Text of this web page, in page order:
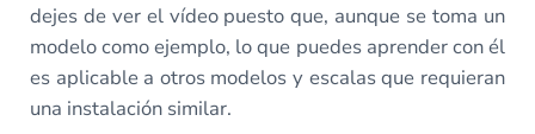
dejes de ver el vídeo puesto que, aunque se toma un
modelo como ejemplo, lo que puedes aprender con él
es aplicable a otros modelos y escalas que requieran
una instalación similar.